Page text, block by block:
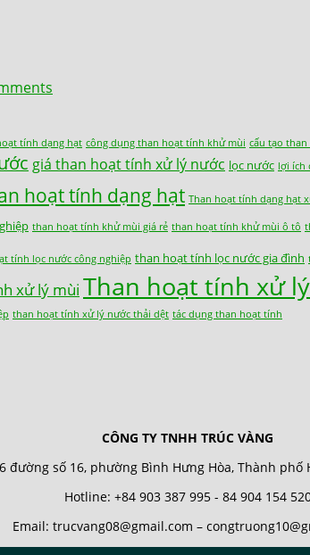
tính dạng hạt công dụng than hoạt tính khử mùi cấu tạo than
giá than hoạt tính xử lý nước lọc nước lợi ích
hoạt tính dạng hạt Than hoạt tính dạng hạt
than hoạt tính khử mùi giá rẻ than hoạt tính khử mùi ô tô
tính lọc nước công nghiệp than hoạt tính lọc nước gia đình
xử lý mùi Than hoạt tính xử
than hoạt tính xử lý nước thải dệt tác dụng than hoạt tính
CÔNG TY TNHH TRÚC VÀNG
đường số 16, phường Bình Hưng Hòa, Thành phố
Hotline: +84 903 387 995 - 84 904 154
Email: trucvang08@gmail.com –